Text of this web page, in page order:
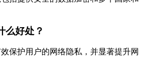
么好处？
保护用户的网络隐私，并显著提升网